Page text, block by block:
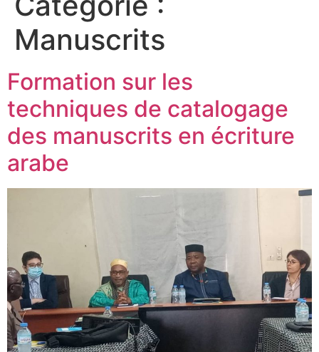
Manuscrits
Formation sur les
techniques de catalogage
des manuscrits en écriture
arabe